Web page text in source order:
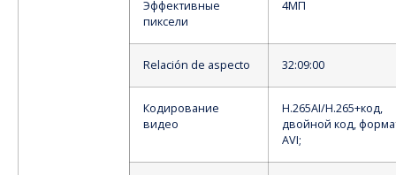
Эффективные
пиксели
4МП
Relación de aspecto 32:09:00
Кодирование
видео
H.265AI/H.265+код,
двойной код,
AVI;